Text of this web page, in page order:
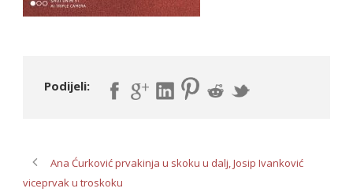
Podijeli:
Ana Ćurković prvakinja u skoku u dalj, Josip Ivanković
viceprvak u troskoku